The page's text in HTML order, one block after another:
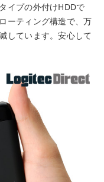
イプの外付けHDDで
ーティング構造で、万
しています。安心して